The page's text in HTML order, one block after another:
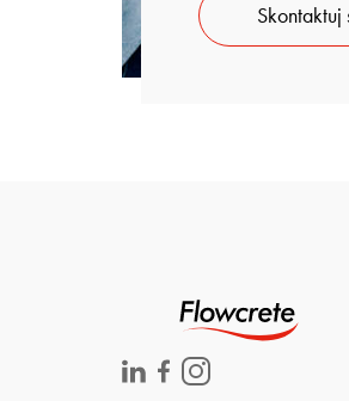
Skontaktuj